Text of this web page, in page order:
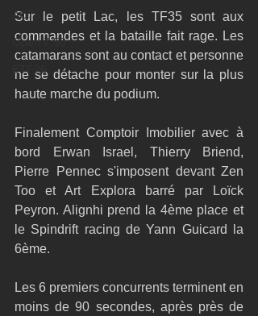
AC75
Open 7.50
ETF26
Sur le petit Lac, les TF35 sont aux
commandes et la bataille fait rage. Les
catamarans sont au contact et personne
ne se détache pour monter sur la plus
haute marche du podium.
Finalement Comptoir Imobilier avec à
bord Erwan Israel, Thierry Briend,
Pierre Pennec s'imposent devant Zen
Too et Art Explora barré par Loïck
Peyron. Alignhi prend la 4ème place et
le Spindrift racing de Yann Guicard la
6ème.
Les 6 premiers concurrents terminent en
moins de 90 secondes, après près de